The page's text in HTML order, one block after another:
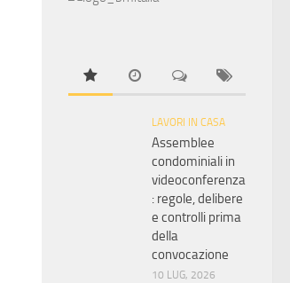
LAVORI IN CASA
Assemblee
condominiali in
videoconferenza
: regole, delibere
e controlli prima
della
convocazione
10 LUG, 2026